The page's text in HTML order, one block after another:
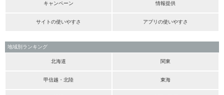
キャンペーン 情報提供
サイトの使いやすさ アプリの使いやすさ
地域別ランキング
北海道 関東
甲信越・北陸 東海